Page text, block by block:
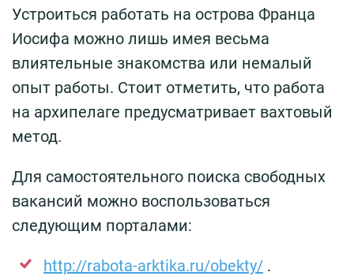
Устроиться работать на острова Франца
Иосифа можно лишь имея весьма
влиятельные знакомства или немалый
опыт работы. Стоит отметить, что работа
на архипелаге предусматривает вахтовый
метод.
Для самостоятельного поиска свободных
вакансий можно воспользоваться
следующим порталами:
http://rabota-arktika.ru/obekty/ .